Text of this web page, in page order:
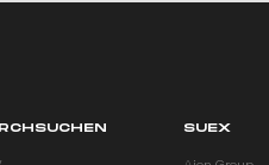
SUEX